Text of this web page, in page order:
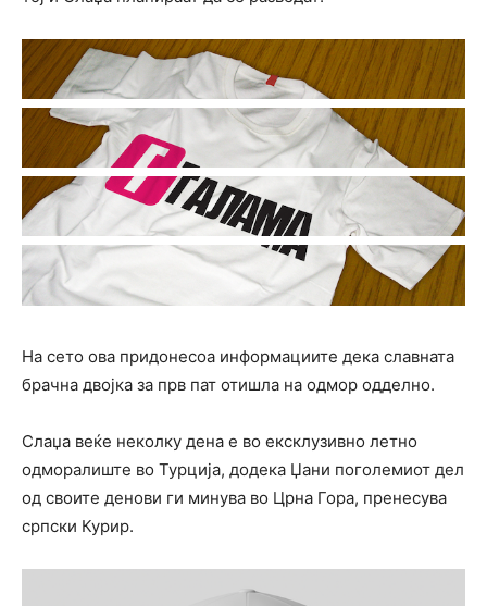
На сето ова придонесоа информациите дека славната
брачна двојка за прв пат отишла на одмор одделно.
Слаџа веќе неколку дена е во ексклузивно летно
одморалиште во Турција, додека Џани поголемиот дел
од своите денови ги минува во Црна Гора, пренесува
српски Курир.